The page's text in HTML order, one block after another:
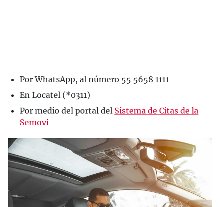
Por WhatsApp, al número 55 5658 1111
En Locatel (*0311)
Por medio del portal del Sistema de Citas de la
Semovi